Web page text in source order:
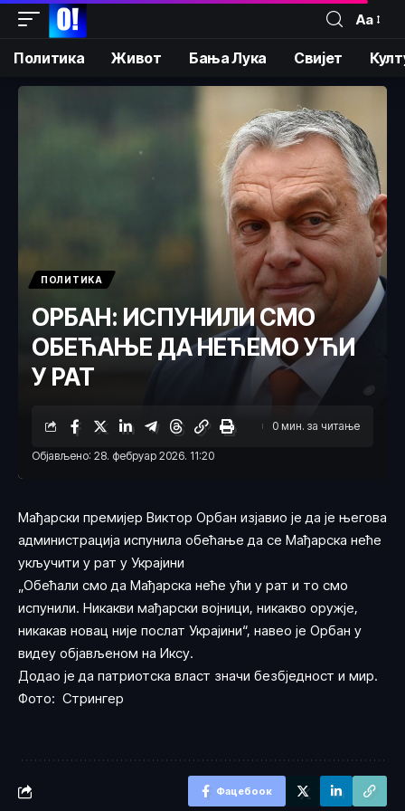
Аа
Политика Живот Бања Лука Свијет
ПОЛИТИКА
ОРБАН: ИСПУНИЛИ СМО
ОБЕЋАЊЕ ДА НЕЋЕМО УЋИ
У РАТ
Објављено: 28. фебруар 2026. 11:20
0 мин. за читање
Мађарски премијер Виктор Орбан изјавио је да је његова
администрација испунила обећање да се Мађарска неће
укључити у рат у Украјини
„Обећали смо да Мађарска неће ући у рат и то смо
испунили. Никакви мађарски војници, никакво оружје,
никакав новац није послат Украјини“, навео је Орбан у
видеу објављеном на Иксу.
Додао је да патриотска власт значи безбједност и мир.
Фото: Стрингер
Фацебоок